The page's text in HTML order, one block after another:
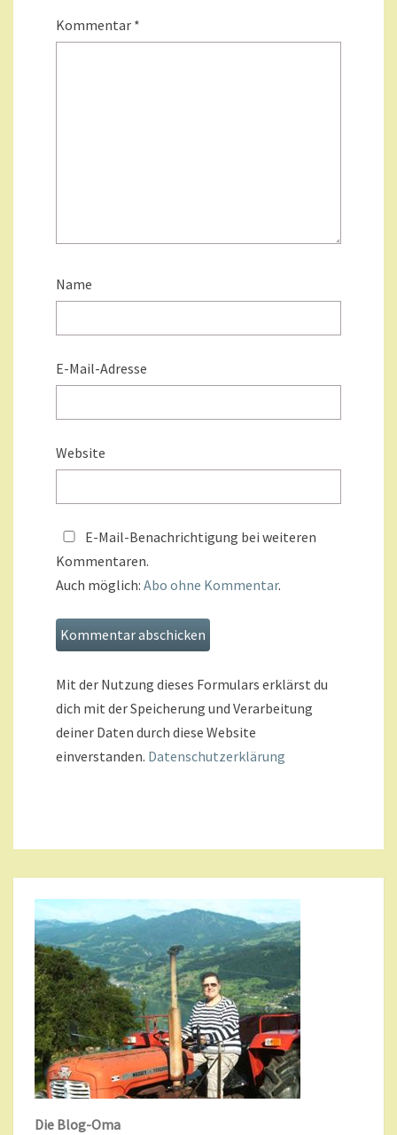
Kommentar *
Name
E-Mail-Adresse
Website
E-Mail-Benachrichtigung bei weiteren
Kommentaren.
Auch möglich: Abo ohne Kommentar.
Mit der Nutzung dieses Formulars erklärst du
dich mit der Speicherung und Verarbeitung
deiner Daten durch diese Website
einverstanden. Datenschutzerklärung
Die Blog-Oma